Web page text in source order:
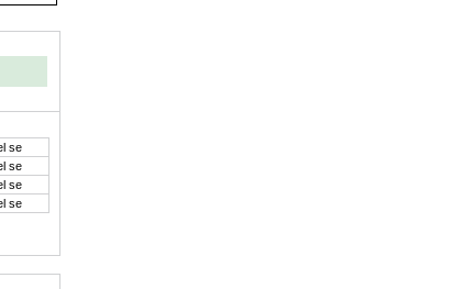
se
se
se
se